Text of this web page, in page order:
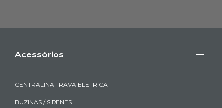
Acessórios
CENTRALINA TRAVA ELETRICA
BUZINAS / SIRENES